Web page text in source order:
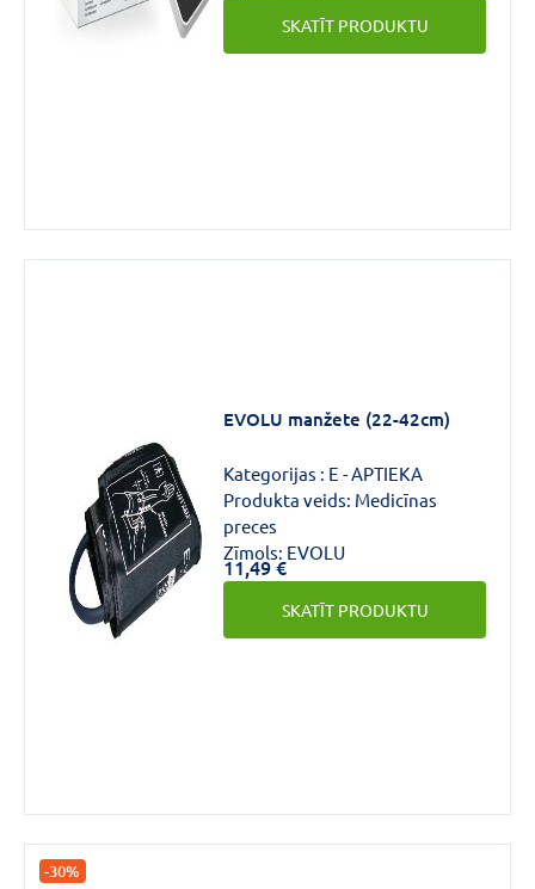
SKATĪT PRODUKTU
EVOLU manžete (22-42cm)
Kategorijas : E - APTIEKA
Produkta veids: Medicīnas
preces
Zīmols: EVOLU
11,49 €
SKATĪT PRODUKTU
-30%